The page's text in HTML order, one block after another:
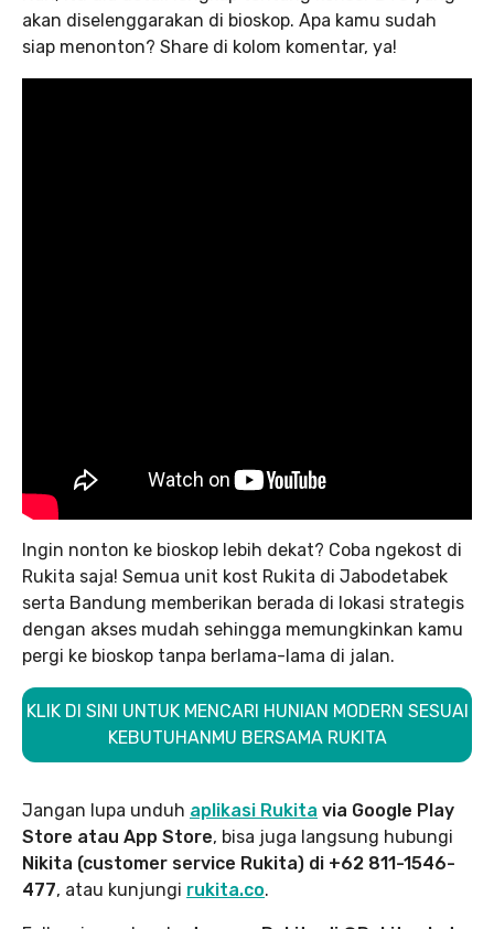
akan diselenggarakan di bioskop. Apa kamu sudah
siap menonton? Share di kolom komentar, ya!
Ingin nonton ke bioskop lebih dekat? Coba ngekost di
Rukita saja! Semua unit kost Rukita di Jabodetabek
serta Bandung memberikan berada di lokasi strategis
dengan akses mudah sehingga memungkinkan kamu
pergi ke bioskop tanpa berlama-lama di jalan.
KLIK DI SINI UNTUK MENCARI HUNIAN MODERN SESUAI
KEBUTUHANMU BERSAMA RUKITA
Jangan lupa unduh aplikasi Rukita via Google Play
Store atau App Store, bisa juga langsung hubungi
Nikita (customer service Rukita) di +62 811-1546-
477, atau kunjungi rukita.co.